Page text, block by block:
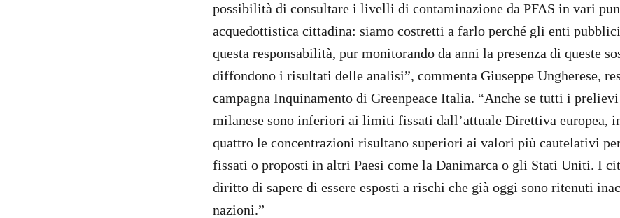
possibilità di consultare i livelli di contaminazione da PFAS in vari
acquedottistica cittadina: siamo costretti a farlo perché gli enti
questa responsabilità, pur monitorando da anni la presenza di queste
diffondono i risultati delle analisi”, commenta Giuseppe Ungherese,
campagna Inquinamento di Greenpeace Italia. “Anche se tutti i
milanese sono inferiori ai limiti fissati dall’attuale Direttiva europea,
quattro le concentrazioni risultano superiori ai valori più cautelativi
fissati o proposti in altri Paesi come la Danimarca o gli Stati Uniti. I
diritto di sapere di essere esposti a rischi che già oggi sono ritenuti
nazioni.”